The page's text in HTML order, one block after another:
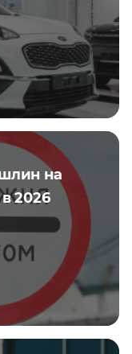
на
2026